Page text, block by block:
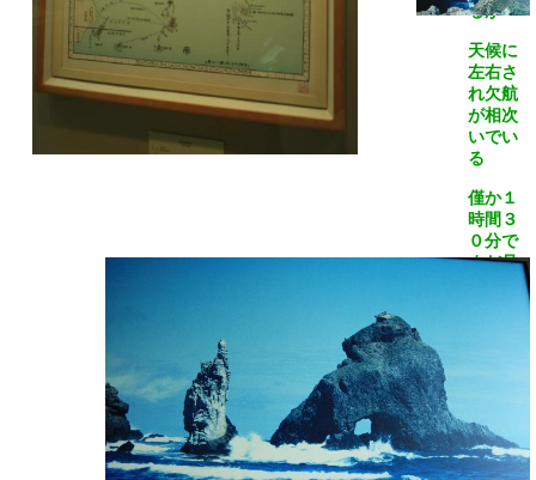
るが
天候に
左右さ
れ欠航
が相次
いでい
る
僅か１
時間３
０分で
まだ見